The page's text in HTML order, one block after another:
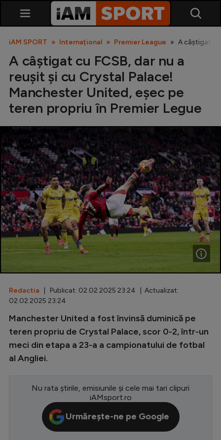
SuperLiga
Liga 2
Cupa României
Echipa Națională
U21
Fotbal feminin
Special
Diverse
Inedit
Clasamente
Champions League
CM 2026
Premier League
iAM SPORT Internațional Premier League A câștigat cu
A câștigat cu FCSB, dar nu a
reușit și cu Crystal Palace!
Manchester United, eșec pe
teren propriu în Premier Legue
Redactia | Publicat: 02.02.2025 23:24 | Actualizat:
02.02.2025 23:24
Manchester United a fost învinsă duminică pe
teren propriu de Crystal Palace, scor 0-2, într-un
meci din etapa a 23-a a campionatului de fotbal
al Angliei.
Nu rata știrile, emisiunile și cele mai tari clipuri
iAMsport.ro
Urmărește-ne pe Google